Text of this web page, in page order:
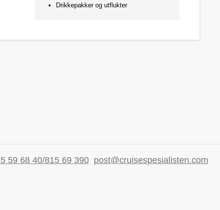
Drikkepakker og utflukter
59 68 40/815 69 390 post@cruisespesialisten.com